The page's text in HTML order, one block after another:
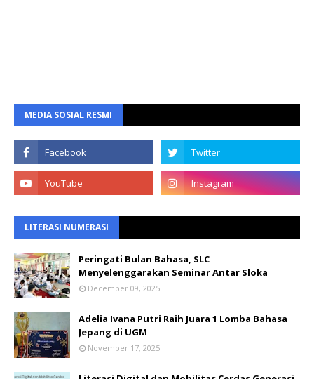
MEDIA SOSIAL RESMI
LITERASI NUMERASI
Peringati Bulan Bahasa, SLC
Menyelenggarakan Seminar Antar Sloka
December 09, 2025
Adelia Ivana Putri Raih Juara 1 Lomba Bahasa
Jepang di UGM
November 17, 2025